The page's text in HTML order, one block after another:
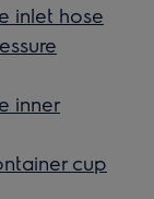
inlet hose
inner
cup